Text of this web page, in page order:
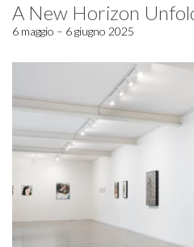
A New Horizon
6 maggio – 6 giugno 2025